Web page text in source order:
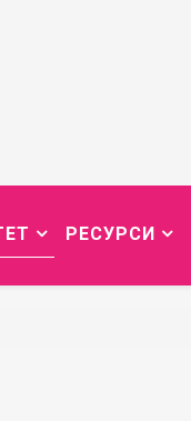
РЕСУРСИ